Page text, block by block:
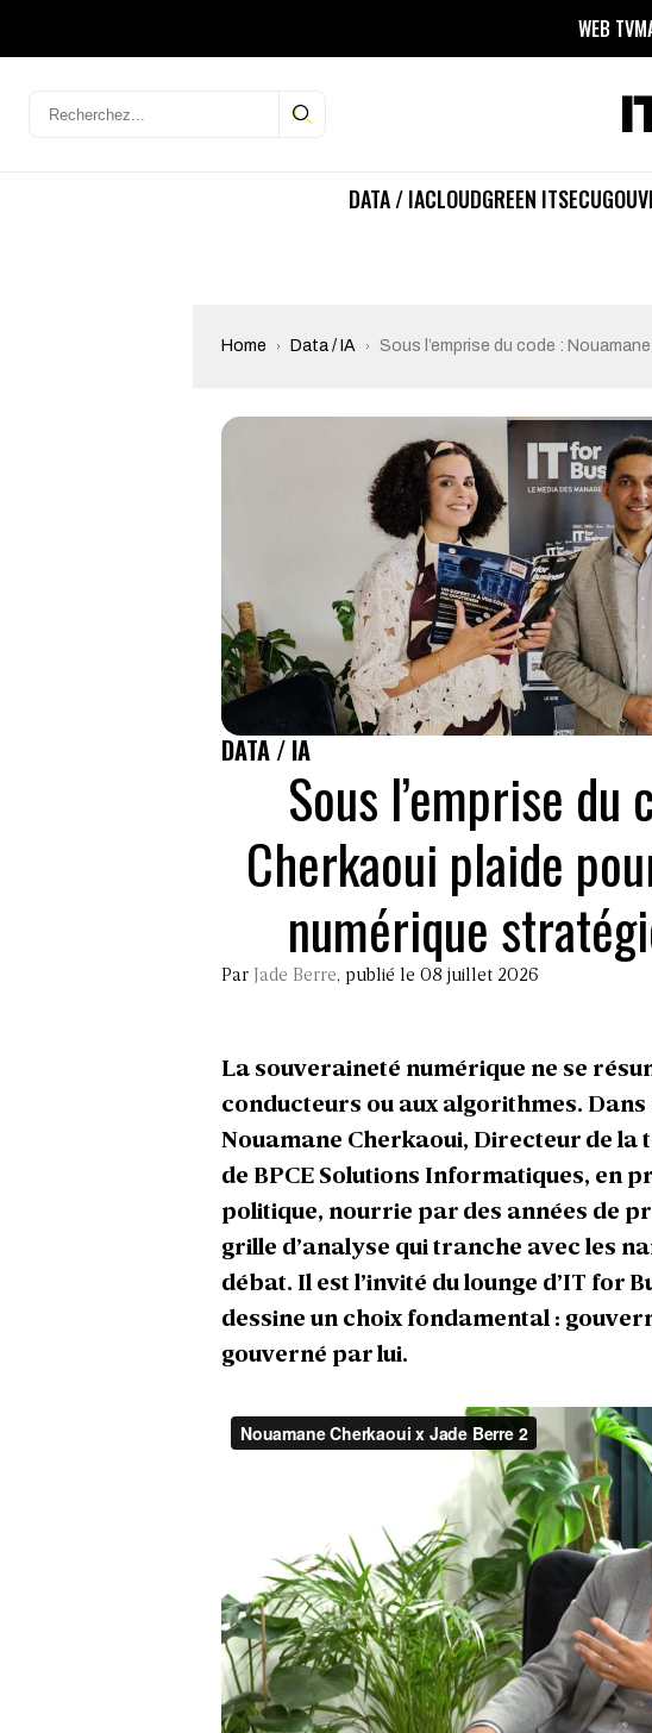
WEB TV
DATA / IACLOUDGREEN ITSECU
Home Data / IA Sous l’emprise du code :
DATA / IA
Sous l’emprise du
Cherkaoui plaide
numérique
Par Jade Berre, publié le 08 juillet 2026
La souveraineté numérique ne se
conducteurs ou aux algorithmes. Dans
Nouamane Cherkaoui, Directeur de
de BPCE Solutions Informatiques, en
politique, nourrie par des années de
grille d’analyse qui tranche avec les
débat. Il est l’invité du lounge d’IT for
dessine un choix fondamental :
gouverné par lui.